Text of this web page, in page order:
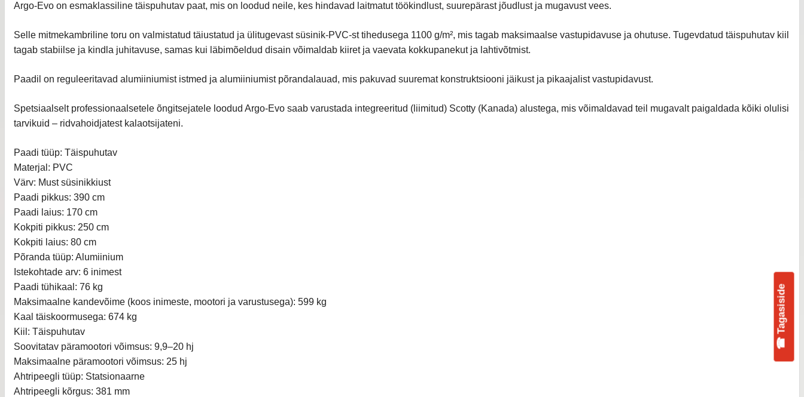
Argo-Evo on esmaklassiline täispuhutav paat, mis on loodud neile, kes hindavad laitmatut töökindlust, suurepärast jõudlust ja mugavust vees.
Selle mitmekambriline toru on valmistatud täiustatud ja ülitugevast süsinik-PVC-st tihedusega 1100 g/m², mis tagab maksimaalse vastupidavuse ja ohutuse. Tugevdatud täispuhutav kiil
tagab stabiilse ja kindla juhitavuse, samas kui läbimõeldud disain võimaldab kiiret ja vaevata kokkupanekut ja lahtivõtmist.
Paadil on reguleeritavad alumiiniumist istmed ja alumiiniumist põrandalauad, mis pakuvad suuremat konstruktsiooni jäikust ja pikaajalist vastupidavust.
Spetsiaalselt professionaalsetele õngitsejatele loodud Argo-Evo saab varustada integreeritud (liimitud) Scotty (Kanada) alustega, mis võimaldavad teil mugavalt paigaldada kõiki olulisi
tarvikuid – ridvahoidjatest kalaotsijateni.
Paadi tüüp: Täispuhutav
Materjal: PVC
Värv: Must süsinikkiust
Paadi pikkus: 390 cm
Paadi laius: 170 cm
Kokpiti pikkus: 250 cm
Kokpiti laius: 80 cm
Põranda tüüp: Alumiinium
Istekohtade arv: 6 inimest
Paadi tühikaal: 76 kg
Maksimaalne kandevõime (koos inimeste, mootori ja varustusega): 599 kg
Kaal täiskoormusega: 674 kg
Kiil: Täispuhutav
Soovitatav päramootori võimsus: 9,9–20 hj
Maksimaalne päramootori võimsus: 25 hj
Ahtripeegli tüüp: Statsionaarne
Ahtripeegli kõrgus: 381 mm
☎ Tagasiside